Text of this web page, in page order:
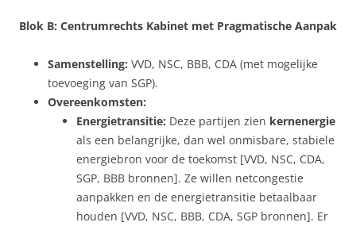
Blok B: Centrumrechts Kabinet met Pragmatische Aanpak
Samenstelling: VVD, NSC, BBB, CDA (met mogelijke
toevoeging van SGP).
Overeenkomsten:
Energietransitie: Deze partijen zien kernenergie
als een belangrijke, dan wel onmisbare, stabiele
energiebron voor de toekomst [VVD, NSC, CDA,
SGP, BBB bronnen]. Ze willen netcongestie
aanpakken en de energietransitie betaalbaar
houden [VVD, NSC, BBB, CDA, SGP bronnen]. Er